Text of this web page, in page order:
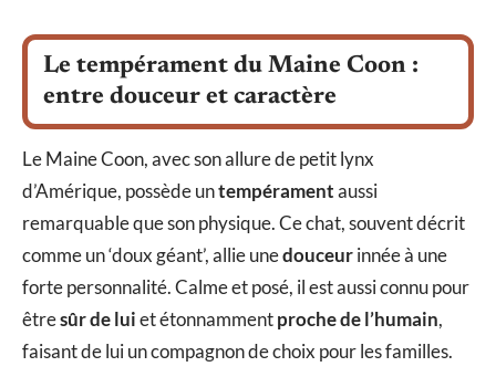
Le tempérament du Maine Coon :
entre douceur et caractère
Le Maine Coon, avec son allure de petit lynx
d’Amérique, possède untempéramentaussi
remarquable que son physique. Ce chat, souvent décrit
comme un ‘doux géant’, allie unedouceurinnée à une
forte personnalité. Calme et posé, il est aussi connu pour
êtresûr de luiet étonnammentproche de l’humain,
faisant de lui un compagnon de choix pour les familles.